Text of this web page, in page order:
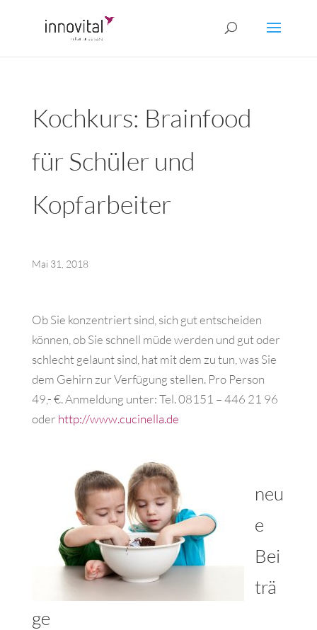
Kochkurs: Brainfood
für Schüler und
Kopfarbeiter
Mai 31, 2018
Ob Sie konzentriert sind, sich gut entscheiden
können, ob Sie schnell müde werden und gut oder
schlecht gelaunt sind, hat mit dem zu tun, was Sie
dem Gehirn zur Verfügung stellen. Pro Person
49,- €. Anmeldung unter: Tel. 08151 – 446 21 96
oder http://www.cucinella.de
neu
e
Bei
trä
ge